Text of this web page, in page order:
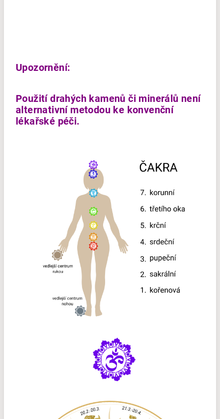
Upozornění:
Použití drahých kamenů či minerálů není
alternativní metodou ke konvenční
lékařské péči.